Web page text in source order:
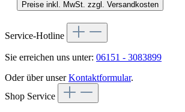
Preise inkl. MwSt. zzgl. Versandkosten
Service-Hotline
Sie erreichen uns unter: 06151 - 3083899
Oder über unserKontaktformular.
Shop Service